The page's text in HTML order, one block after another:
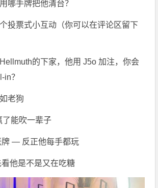
哪手牌把他清台？
投票式小互动（你可以在评论区留下
的下家，他用 J5o 加注，你会
in？
老狗
能吹一辈子
牌 — 反正他每手都玩
看他是不是又在吃糖